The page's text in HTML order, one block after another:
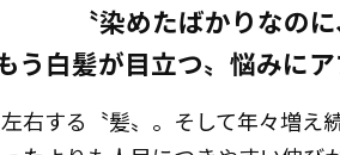
〝染めたばかりなのに
う白髪が目立つ〟悩みに
右する〝髪〟。そして年々増え